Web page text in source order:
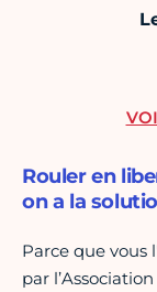
Rouler en
on a la
Parce que vous
par